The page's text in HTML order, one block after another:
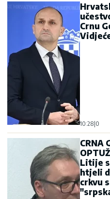
Crnu
10:28 0
CRNA
Litije
htjeli
crkvu